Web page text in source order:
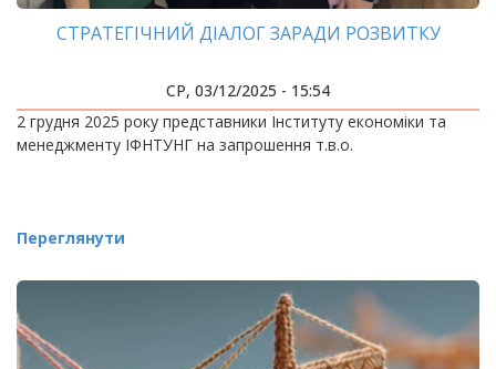
СТРАТЕГІЧНИЙ ДІАЛОГ ЗАРАДИ РОЗВИТКУ
СР, 03/12/2025 - 15:54
2 грудня 2025 року представники Інституту економіки та
менеджменту ІФНТУНГ на запрошення т.в.о.
Переглянути